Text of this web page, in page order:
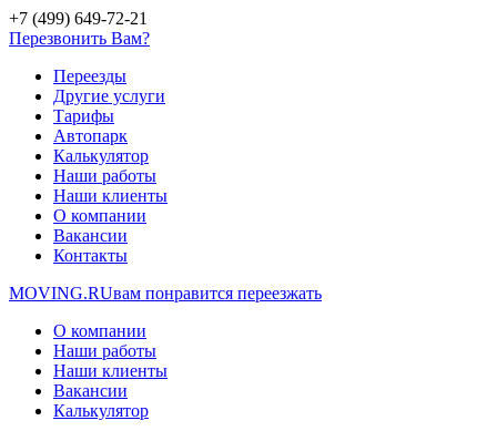
+7 (499) 649-72-21
Перезвонить Вам?
Переезды
Другие услуги
Тарифы
Автопарк
Калькулятор
Наши работы
Наши клиенты
О компании
Вакансии
Контакты
MOVING.RUвам понравится переезжать
О компании
Наши работы
Наши клиенты
Вакансии
Калькулятор